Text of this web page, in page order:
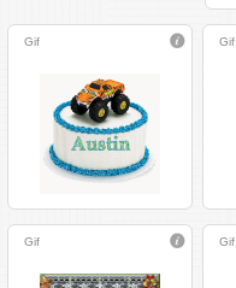
Gif Gif
Gif Gif